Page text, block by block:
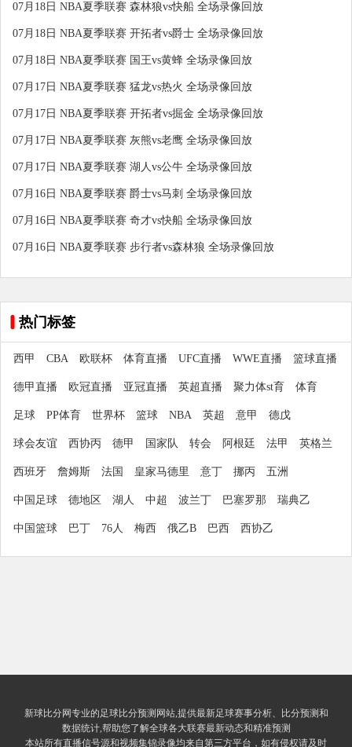
07月18日 NBA夏季联赛 森林狼vs快船 全场录像回放
07月18日 NBA夏季联赛 开拓者vs爵士 全场录像回放
07月18日 NBA夏季联赛 国王vs黄蜂 全场录像回放
07月17日 NBA夏季联赛 猛龙vs热火 全场录像回放
07月17日 NBA夏季联赛 开拓者vs掘金 全场录像回放
07月17日 NBA夏季联赛 灰熊vs老鹰 全场录像回放
07月17日 NBA夏季联赛 湖人vs公牛 全场录像回放
07月16日 NBA夏季联赛 爵士vs马刺 全场录像回放
07月16日 NBA夏季联赛 奇才vs快船 全场录像回放
07月16日 NBA夏季联赛 步行者vs森林狼 全场录像回放
热门标签
西甲 CBA 欧联杯 体育直播 UFC直播 WWE直播 篮球直播
德甲直播 欧冠直播 亚冠直播 英超直播 聚力体st育 体育
足球 PP体育 世界杯 篮球 NBA 英超 意甲 德戊
球会友谊 西协丙 德甲 国家队 转会 阿根廷 法甲 英格兰
西班牙 詹姆斯 法国 皇家马德里 意丁 挪丙 五洲
中国足球 德地区 湖人 中超 波兰丁 巴塞罗那 瑞典乙
中国篮球 巴丁 76人 梅西 俄乙B 巴西 西协乙
新球比分网专业的足球比分预测网站,提供最新足球赛事分析、比分预测和
数据统计,帮助您了解全球各大联赛最新动态和精准预测
本站所有直播信号源和视频集锦录像均来自第三方平台，如有侵权请及时